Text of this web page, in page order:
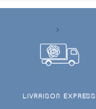
LIVRAISON EXPRESS